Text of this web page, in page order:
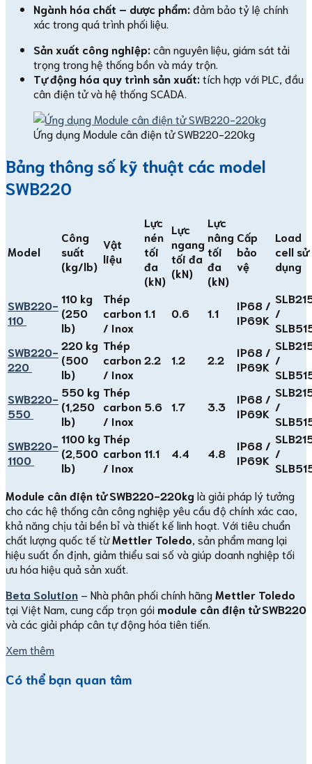
Ngành hóa chất – dược phẩm: đảm bảo tỷ lệ chính
xác trong quá trình phối liệu.
Sản xuất công nghiệp: cân nguyên liệu, giám sát tải
trọng trong hệ thống bồn và máy trộn.
Tự động hóa quy trình sản xuất: tích hợp với PLC, đầu
cân điện tử và hệ thống SCADA.
Ứng dụng Module cân điện tử SWB220-220kg
Bảng thông số kỹ thuật các model
SWB220
Model
Công
suất
(kg/lb)
Vật
liệu
Lực
nén
tối
đa
(kN)
Lực
ngang
tối đa
(kN)
Lực
nâng
tối
đa
(kN)
Cấp
bảo
vệ
Load
cell sử
dụng
SWB220-
110
110 kg
(250
lb)
Thép
carbon
/ Inox
1.1 0.6 1.1
IP68 /
IP69K /
SWB220-
220
220 kg
(500
lb)
Thép
carbon
/ Inox
2.2 1.2 2.2
IP68 /
IP69K /
SWB220-
550
550 kg
(1,250
lb)
Thép
carbon
/ Inox
5.6 1.7 3.3
IP68 /
IP69K /
SWB220-
1100
1100 kg
(2,500
lb)
Thép
carbon
/ Inox
11.1 4.4 4.8
IP68 /
IP69K /
Module cân điện tử SWB220-220kglà giải pháp lý tưởng
cho các hệ thống cân công nghiệp yêu cầu độ chính xác cao,
khả năng chịu tải bền bỉ và thiết kế linh hoạt. Với tiêu chuẩn
chất lượng quốc tế từMettler Toledo, sản phẩm mang lại
hiệu suất ổn định, giảm thiểu sai số và giúp doanh nghiệp tối
ưu hóa hiệu quả sản xuất.
Beta Solution – Nhà phân phối chính hãngMettler Toledo
tại Việt Nam, cung cấp trọn gói module cân điện tử SWB220
và các giải pháp cân tự động hóa tiên tiến.
Xem thêm
Có thể bạn quan tâm